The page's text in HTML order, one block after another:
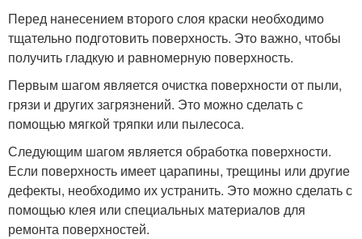
Перед нанесением второго слоя краски необходимо
тщательно подготовить поверхность. Это важно, чтобы
получить гладкую и равномерную поверхность.
Первым шагом является очистка поверхности от пыли,
грязи и других загрязнений. Это можно сделать с
помощью мягкой тряпки или пылесоса.
Следующим шагом является обработка поверхности.
Если поверхность имеет царапины, трещины или другие
дефекты, необходимо их устранить. Это можно сделать с
помощью клея или специальных материалов для
ремонта поверхностей.